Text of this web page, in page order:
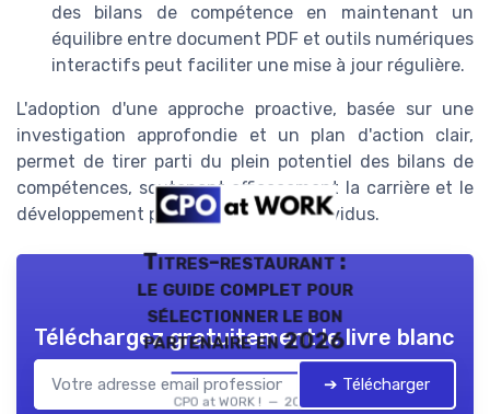
des bilans de compétence en maintenant un
équilibre entre document PDF et outils numériques
interactifs peut faciliter une mise à jour régulière.
L'adoption d'une approche proactive, basée sur une
investigation approfondie et un plan d'action clair,
permet de tirer parti du plein potentiel des bilans de
compétences, soutenant efficacement la carrière et le
développement professionnel des individus.
Titres-restaurant :
le guide complet pour
sélectionner le bon
partenaire en 2026
CPO at WORK ! — 2026
Téléchargez gratuitement le livre blanc
➔ Télécharger